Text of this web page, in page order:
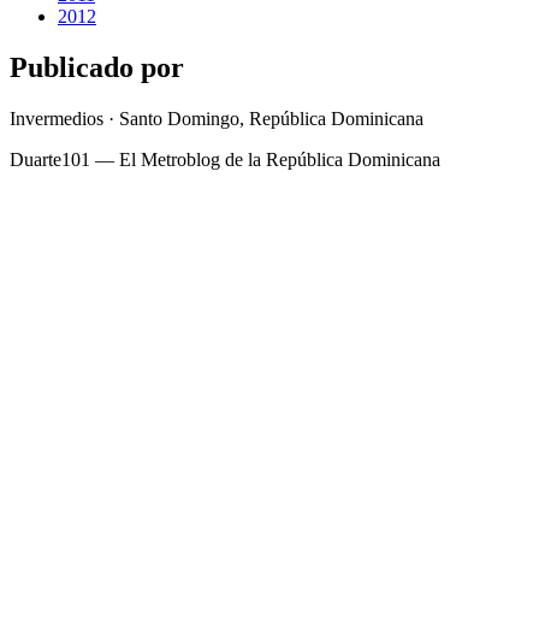
2012
Publicado por
Invermedios · Santo Domingo, República Dominicana
Duarte101 — El Metroblog de la República Dominicana